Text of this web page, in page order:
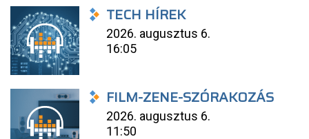
TECH HÍREK
2026. augusztus 6.
16:05
FILM-ZENE-SZÓRAKOZÁS
2026. augusztus 6.
11:50